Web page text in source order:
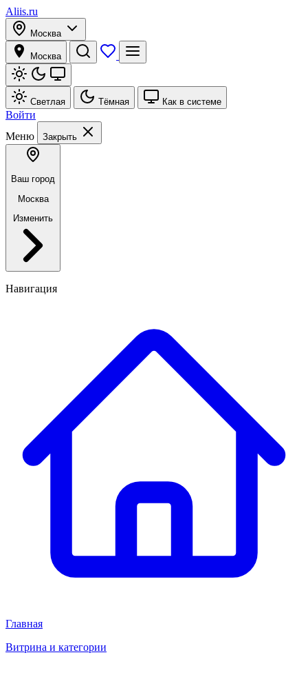
Aliis.ru
Москва
Москва
Светлая Тёмная Как в системе
Войти
Меню
Закрыть
Ваш город
Москва
Изменить
Навигация
Главная
Витрина и категории